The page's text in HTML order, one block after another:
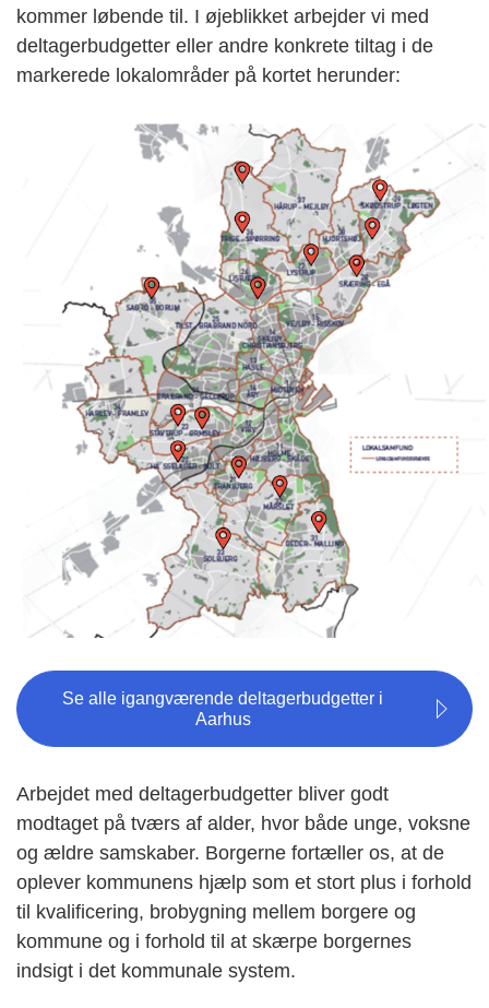
kommer løbende til. I øjeblikket arbejder vi med
deltagerbudgetter eller andre konkrete tiltag i de
markerede lokalområder på kortet herunder:
Se alle igangværende deltagerbudgetter i
Aarhus
Arbejdet med deltagerbudgetter bliver godt
modtaget på tværs af alder, hvor både unge, voksne
og ældre samskaber. Borgerne fortæller os, at de
oplever kommunens hjælp som et stort plus i forhold
til kvalificering, brobygning mellem borgere og
kommune og i forhold til at skærpe borgernes
indsigt i det kommunale system.